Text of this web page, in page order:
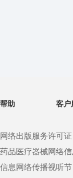
帮助 客户
网络出版服务许可
药品医疗器械网络
信息网络传播视听